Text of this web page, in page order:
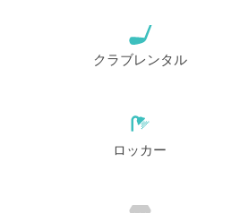
クラブレンタル
ロッカー